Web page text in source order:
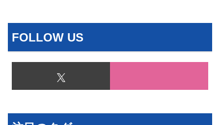
FOLLOW US